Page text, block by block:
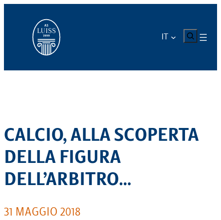
contenuto
CERCA
CALCIO, ALLA SCOPERTA
DELLA FIGURA
DELL’ARBITRO…
31 MAGGIO 2018